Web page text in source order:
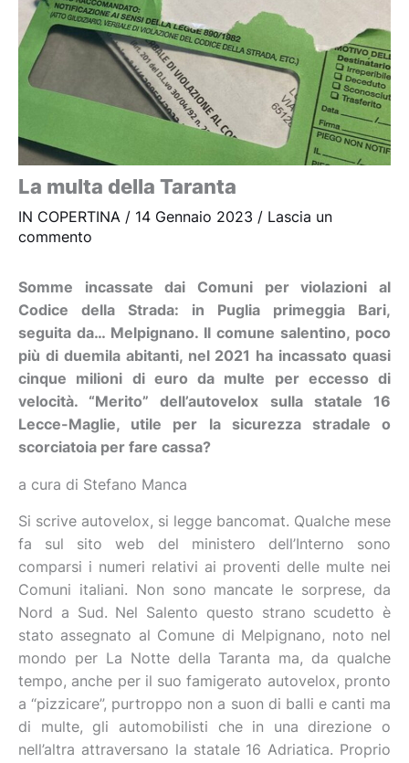
La multa della Taranta
IN COPERTINA / 14 Gennaio 2023 / Lascia un
commento
Somme incassate dai Comuni per violazioni al
Codice della Strada: in Puglia primeggia Bari,
seguita da… Melpignano. Il comune salentino, poco
più di duemila abitanti, nel 2021 ha incassato quasi
cinque milioni di euro da multe per eccesso di
velocità. “Merito” dell’autovelox sulla statale 16
Lecce-Maglie, utile per la sicurezza stradale o
scorciatoia per fare cassa?
a cura di Stefano Manca
Si scrive autovelox, si legge bancomat. Qualche mese
fa sul sito web del ministero dell’Interno sono
comparsi i numeri relativi ai proventi delle multe nei
Comuni italiani. Non sono mancate le sorprese, da
Nord a Sud. Nel Salento questo strano scudetto è
stato assegnato al Comune di Melpignano, noto nel
mondo per La Notte della Taranta ma, da qualche
tempo, anche per il suo famigerato autovelox, pronto
a “pizzicare”, purtroppo non a suon di balli e canti ma
di multe, gli automobilisti che in una direzione o
nell’altra attraversano la statale 16 Adriatica. Proprio